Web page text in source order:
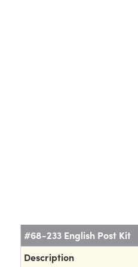
#68-233 English Post Kit
Description